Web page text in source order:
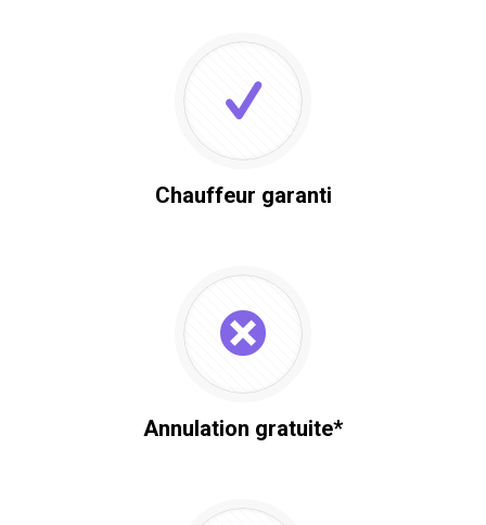
Chauffeur garanti
Annulation gratuite*